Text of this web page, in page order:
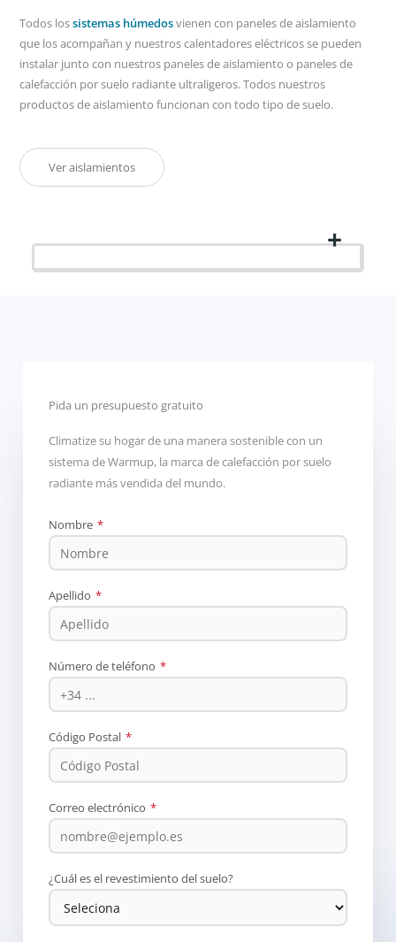
Todos lossistemas húmedosvienen con paneles de aislamiento
que los acompañan y nuestros calentadores eléctricos se pueden
instalar junto con nuestros paneles de aislamiento o paneles de
calefacción por suelo radiante ultraligeros. Todos nuestros
productos de aislamiento funcionan con todo tipo de suelo.
Ver aislamientos
Pida un presupuesto gratuito
Climatize su hogar de una manera sostenible con un
sistema de Warmup, la marca de calefacción por suelo
radiante más vendida del mundo.
Nombre *
Apellido *
Número de teléfono *
Código Postal *
Correo electrónico *
¿Cuál es el revestimiento del suelo?